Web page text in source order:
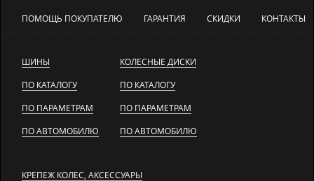
ПОМОЩЬ ПОКУПАТЕЛЮ ГАРАНТИЯ СКИДКИ КОНТАКТЫ
ШИНЫ
ПО КАТАЛОГУ
ПО ПАРАМЕТРАМ
ПО АВТОМОБИЛЮ
КОЛЕСНЫЕ ДИСКИ
ПО КАТАЛОГУ
ПО ПАРАМЕТРАМ
ПО АВТОМОБИЛЮ
КРЕПЕЖ КОЛЕС, АКСЕССУАРЫ